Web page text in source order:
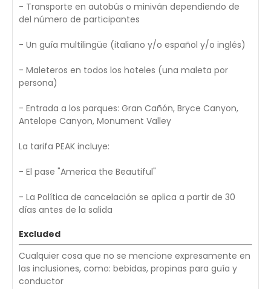
- Transporte en autobús o miniván dependiendo de
del número de participantes
- Un guía multilingüe (italiano y/o español y/o inglés)
- Maleteros en todos los hoteles (una maleta por
persona)
- Entrada a los parques: Gran Cañón, Bryce Canyon,
Antelope Canyon, Monument Valley
La tarifa PEAK incluye:
- El pase "America the Beautiful"
- La Política de cancelación se aplica a partir de 30
días antes de la salida
Excluded
Cualquier cosa que no se mencione expresamente en
las inclusiones, como: bebidas, propinas para guía y
conductor